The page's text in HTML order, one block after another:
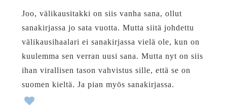
Joo, välikausitakki on siis vanha sana, ollut
sanakirjassa jo sata vuotta. Mutta siitä johdettu
välikausihaalari ei sanakirjassa vielä ole, kun on
kuulemma sen verran uusi sana. Mutta nyt on siis
ihan virallisen tason vahvistus sille, että se on
suomen kieltä. Ja pian myös sanakirjassa.